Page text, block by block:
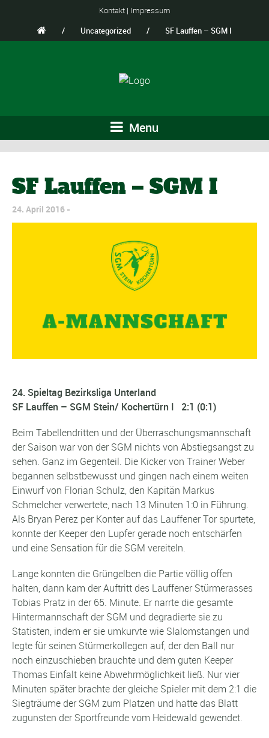
Kontakt| Impressum
/
Uncategorized / SF Lauffen – SGM I
Menu
SF Lauffen – SGM I
24. April 2016
24. Spieltag Bezirksliga Unterland
SF Lauffen – SGM Stein/ Kochertürn I 2:1 (0:1)
Beim Tabellendritten und der Überraschungsmannschaft
der Saison war von der SGM nichts von Abstiegsangst zu
sehen. Ganz im Gegenteil. Die Kicker von Trainer Weber
begannen selbstbewusst und gingen nach einem weiten
Einwurf von Florian Schulz, den Kapitän Markus
Schmelcher verwertete, nach 13 Minuten 1:0 in Führung.
Als Bryan Perez per Konter auf das Lauffener Tor spurtete,
konnte der Keeper den Lupfer gerade noch entschärfen
und eine Sensation für die SGM vereiteln.
Lange konnten die Grüngelben die Partie völlig offen
halten, dann kam der Auftritt des Lauffener Stürmerasses
Tobias Pratz in der 65. Minute. Er narrte die gesamte
Hintermannschaft der SGM und degradierte sie zu
Statisten, indem er sie umkurvte wie Slalomstangen und
legte für seinen Stürmerkollegen auf, der den Ball nur
noch einzuschieben brauchte und dem guten Keeper
Thomas Einfalt keine Abwehrmöglichkeit ließ. Nur vier
Minuten später brachte der gleiche Spieler mit dem 2:1 die
Siegträume der SGM zum Platzen und hatte das Blatt
zugunsten der Sportfreunde vom Heidewald gewendet.